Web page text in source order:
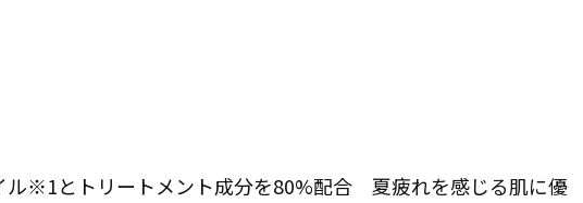
ル※1とトリートメント成分を80%配合 夏疲れを感じる肌に優